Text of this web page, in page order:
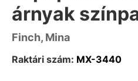
árnyak
Finch, Mina
Raktári szám: MX-3440